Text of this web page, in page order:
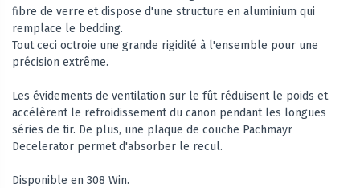
fibre de verre et dispose d'une structure en aluminium qui
remplace le bedding.
Tout ceci octroie une grande rigidité à l'ensemble pour une
précision extrême.
Les évidements de ventilation sur le fût réduisent le poids et
accélèrent le refroidissement du canon pendant les longues
séries de tir. De plus, une plaque de couche Pachmayr
Decelerator permet d'absorber le recul.
Disponible en 308 Win.